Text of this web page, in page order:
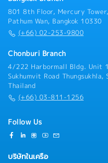
801 8th Floor, Mercury
Pathum Wan, Bangkok 10330
(+66) 02-253-9800
Chonburi Branch
4/222 Harbormall Bldg. Unit
Sukhumvit Road
Thailand
(+66) 03-811-1256
Follow Us
บริษัทในเครือ